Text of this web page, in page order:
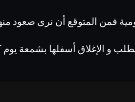
فمن المتوقع أن نرى صعود
و الإغلاق أسفلها بشمعة يوم